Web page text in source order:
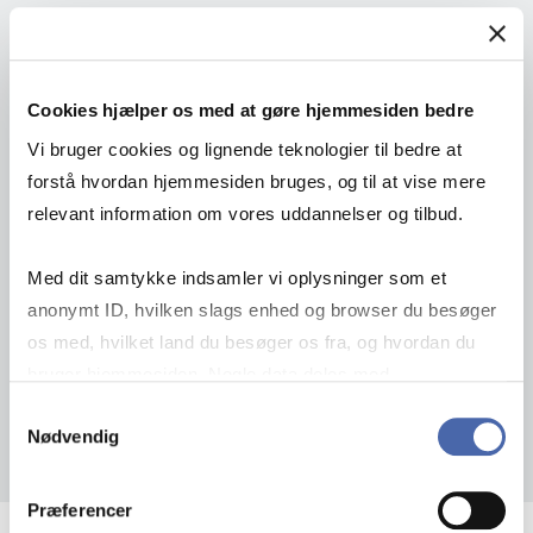
Cookies hjælper os med at gøre hjemmesiden bedre
Vi bruger cookies og lignende teknologier til bedre at
forstå hvordan hjemmesiden bruges, og til at vise mere
relevant information om vores uddannelser og tilbud.
Med dit samtykke indsamler vi oplysninger som et
anonymt ID, hvilken slags enhed og browser du besøger
os med, hvilket land du besøger os fra, og hvordan du
markedsføring. Du bestemmer selv - og kan altid trække
Nødvendig
Præferencer